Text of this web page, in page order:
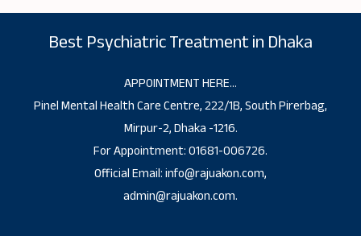
Best Psychiatric Treatment in Dhaka
APPOINTMENT HERE…
Pinel Mental Health Care Centre, 222/1B, South Pirerbag,
Mirpur-2, Dhaka -1216.
For Appointment: 01681-006726.
Official Email: info@rajuakon.com,
admin@rajuakon.com.